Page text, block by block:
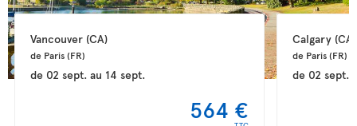
Vancouver (CA)
de Paris (FR)
de 02 sept.au 14 sept.
564 €
Calgary (CA)
de Paris (FR)
de 02 sept.